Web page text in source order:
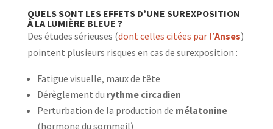
QUELS SONT LES EFFETS D’UNE SUREXPOSITION
À LA LUMIÈRE BLEUE ?
Des études sérieuses (dont celles citées par l’Anses)
pointent plusieurs risques en cas de surexposition :
Fatigue visuelle, maux de tête
Dérèglement du rythme circadien
Perturbation de la production de mélatonine
(hormone du sommeil)